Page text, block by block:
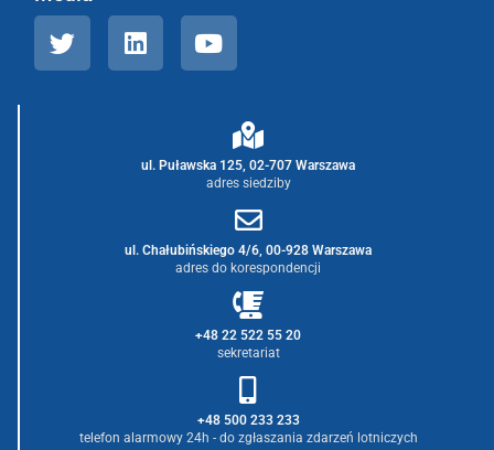
ul. Puławska 125, 02-707 Warszawa
adres siedziby
ul. Chałubińskiego 4/6, 00-928 Warszawa
adres do korespondencji
+48 22 522 55 20
sekretariat
+48 500 233 233
telefon alarmowy 24h - do zgłaszania zdarzeń lotniczych